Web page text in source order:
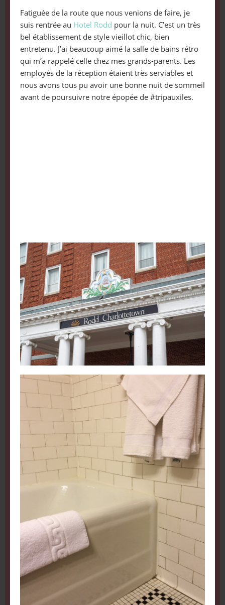
Fatiguée de la route que nous venions de faire, je
suis rentrée au Hotel Rodd pour la nuit. C’est un très
bel établissement de style vieillot chic, bien
entretenu. J’ai beaucoup aimé la salle de bains rétro
qui m’a rappelé celle chez mes grands-parents. Les
employés de la réception étaient très serviables et
nous avons tous pu avoir une bonne nuit de sommeil
avant de poursuivre notre épopée de #tripauxiles.